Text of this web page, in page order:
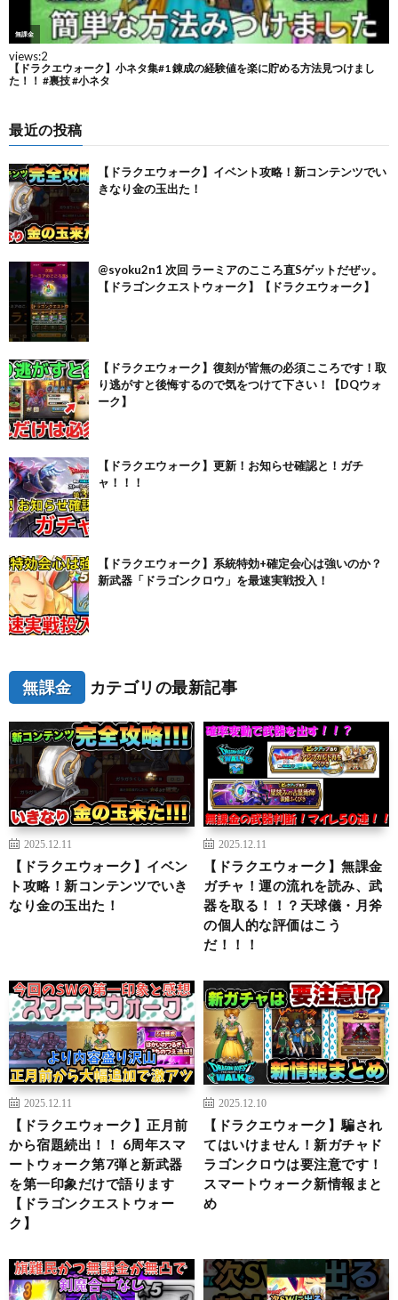
最近の投稿
【ドラクエウォーク】イベント攻略！新コンテンツでい
きなり金の玉出た！
@syoku2n1 次回 ラーミアのこころ直Sゲットだぜッ。
【ドラゴンクエストウォーク】【ドラクエウォーク】
【ドラクエウォーク】復刻が皆無の必須こころです！取
り逃がすと後悔するので気をつけて下さい！【DQウォ
ーク】
【ドラクエウォーク】更新！お知らせ確認と！ガチ
ャ！！！
【ドラクエウォーク】系統特効+確定会心は強いのか？
新武器「ドラゴンクロウ」を最速実戦投入！
無課金 カテゴリの最新記事
2025.12.11
【ドラクエウォーク】イベン
ト攻略！新コンテンツでいき
なり金の玉出た！
2025.12.11
【ドラクエウォーク】無課金
ガチャ！運の流れを読み、武
器を取る！！？天球儀・月斧
の個人的な評価はこう
だ！！！
2025.12.11
【ドラクエウォーク】正月前
から宿題続出！！ 6周年スマ
ートウォーク第7弾と新武器
を第一印象だけで語ります
【ドラゴンクエストウォー
ク】
2025.12.10
【ドラクエウォーク】騙され
てはいけません！新ガチャド
ラゴンクロウは要注意です！
スマートウォーク新情報まと
め